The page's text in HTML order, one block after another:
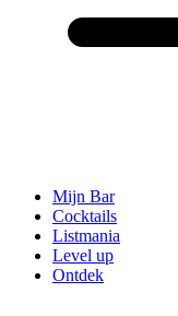
Mijn Bar
Cocktails
Listmania
Level up
Ontdek